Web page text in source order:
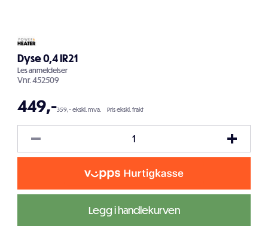
Dyse 0,4 IR21
Lesanmeldelser
Vnr.452509
449,-359,- ekskl. mva. Pris ekskl. frakt
Legg i handlekurven